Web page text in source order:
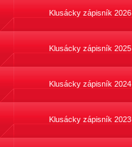
Klusácky zápisník 2026
Klusácky zápisník 2025
Klusácky zápisník 2024
Klusácky zápisník 2023